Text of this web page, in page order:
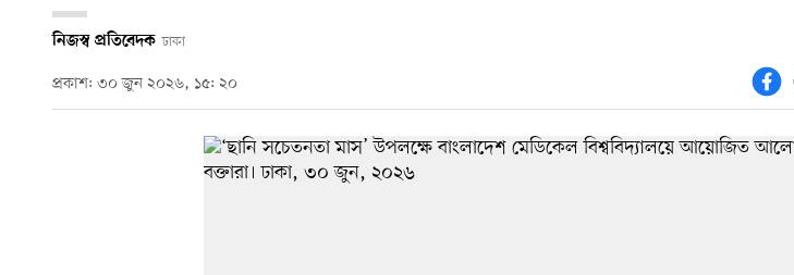
নিজস্ব প্রতিবেদক ঢাকা
প্রকাশ: ৩০ জুন ২০২৬, ১৫: ২০